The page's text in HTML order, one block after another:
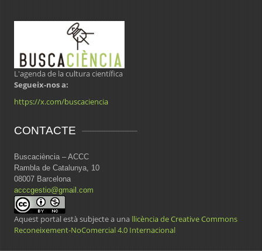
L'agenda de la cultura científica
Segueix-nos a:
https://x.com/buscaciencia
CONTACTE
Buscaciència – ACCC
Rambla de Catalunya, 10
08007 Barcelona
acccgestio@gmail.com
Aquest portal està subjecte a una llicència de Creative Commons
Reconeixement-NoComercial 4.0 Internacional